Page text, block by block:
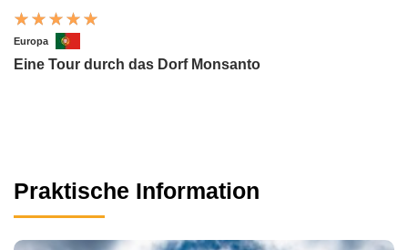
Europa
Eine Tour durch das Dorf Monsanto
Praktische Information